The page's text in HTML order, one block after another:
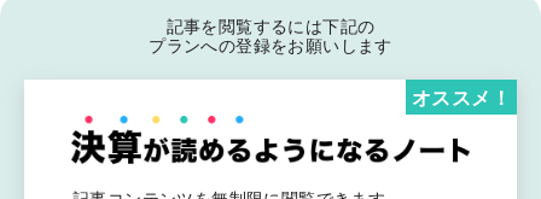
記事を閲覧するには下記の
プランへの登録をお願いします
オススメ！